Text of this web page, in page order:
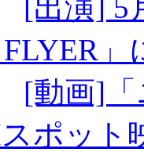
[出演] 5
FLYER
[動画]
ポット